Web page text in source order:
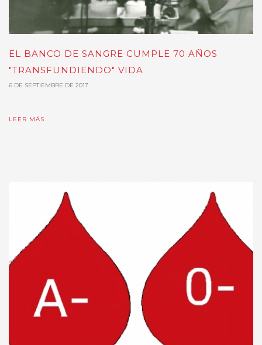
EL BANCO DE SANGRE CUMPLE 70 AÑOS
"TRANSFUNDIENDO" VIDA
6 DE SEPTIEMBRE DE 2017
LEER MÁS